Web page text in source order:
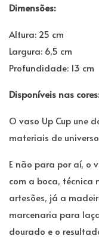
Dimensões:
Altura: 25 cm
Largura: 6,5 cm
Profundidade: 13 cm
Disponíveis nas
O vaso Up Cup une
materiais de
E não para por aí, o
com a boca, técnica
artesões, já a
marcenaria para
dourado e o